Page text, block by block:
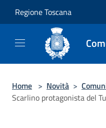
Regione Toscana
Home > Novità >
Scarlino protagonista del